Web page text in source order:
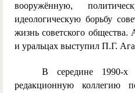
вооружённую,
идеологическую борьбу
жизнь советского общества.
и уральцах выступил П.Г.
В середине 1990-х
редакционную коллегию